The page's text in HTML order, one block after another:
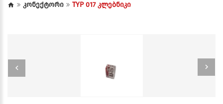
კონექტორი TYP 017 კლებნიკი